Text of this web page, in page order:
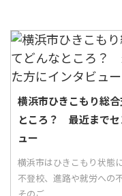
横浜市ひきこもり総
ところ？ 最近までセ
ュー
横浜市はひきこもり状態
不登校、進路や就労への